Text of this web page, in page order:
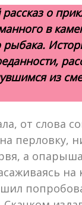
о
в
рыбака.
из
от слова
перловку,
а
на